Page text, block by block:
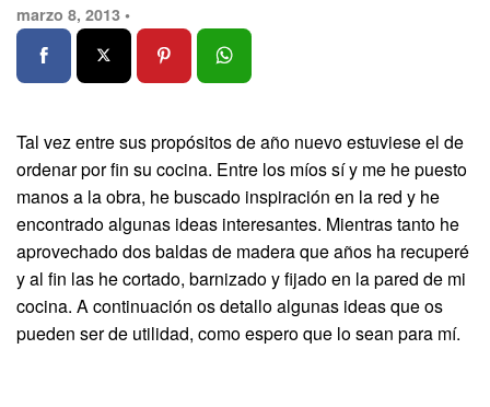
marzo 8, 2013 •
Tal vez entre sus propósitos de año nuevo estuviese el de
ordenar por fin su cocina. Entre los míos sí y me he puesto
manos a la obra, he buscado inspiración en la red y he
encontrado algunas ideas interesantes. Mientras tanto he
aprovechado dos baldas de madera que años ha recuperé
y al fin las he cortado, barnizado y fijado en la pared de mi
cocina. A continuación os detallo algunas ideas que os
pueden ser de utilidad, como espero que lo sean para mí.